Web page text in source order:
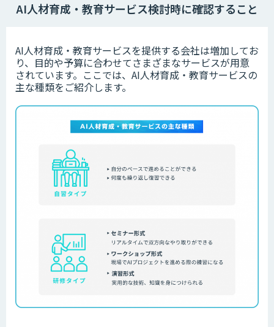
AI人材育成・教育サービス検討時に確認すること
AI人材育成・教育サービスを提供する会社は増加してお
り、目的や予算に合わせてさまざまなサービスが用意
されています。 ここでは、AI人材育成・教育サービスの
主な種類をご紹介します。